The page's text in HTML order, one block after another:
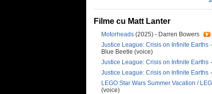
Filme cu Matt Lanter
Motorheads (2025) - Darren Bowers
Justice League: Crisis on Infinite Earths
Blue Beetle (voice)
Justice League: Crisis on Infinite Earths
Justice League: Crisis on Infinite Earths
LEGO Star Wars Summer Vacation /
(voice)